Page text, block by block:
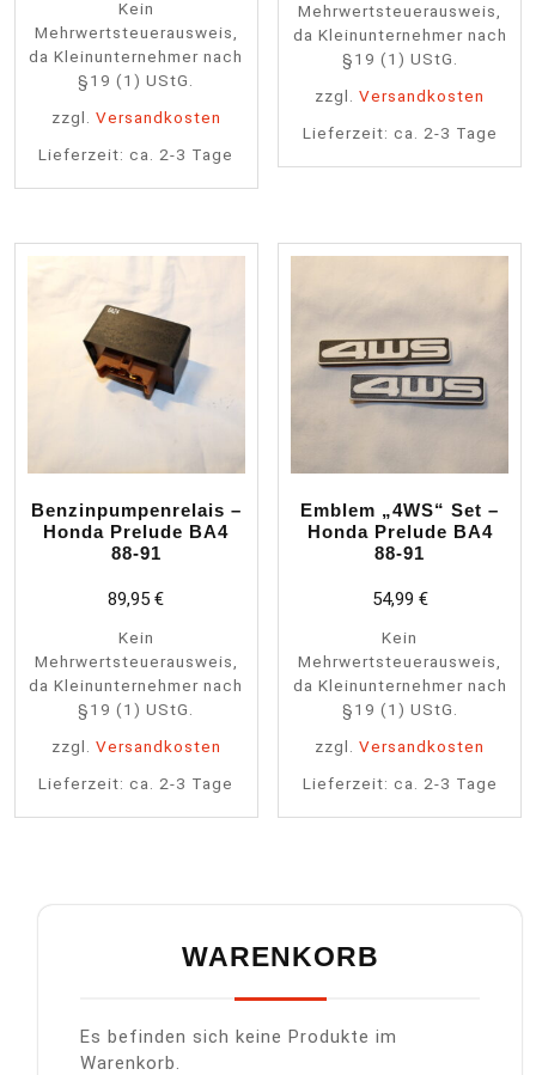
Kein
Mehrwertsteuerausweis,
da Kleinunternehmer nach
§19 (1) UStG.
zzgl. Versandkosten
Lieferzeit:ca. 2-3 Tage
Mehrwertsteuerausweis,
da Kleinunternehmer nach
§19 (1) UStG.
zzgl.Versandkosten
Lieferzeit: ca. 2-3 Tage
Benzinpumpenrelais –
Honda Prelude BA4
88-91
89,95€
Kein
Mehrwertsteuerausweis,
da Kleinunternehmer nach
§19 (1) UStG.
zzgl. Versandkosten
Lieferzeit:ca. 2-3 Tage
Emblem „4WS“ Set –
Honda Prelude BA4
88-91
54,99 €
Kein
Mehrwertsteuerausweis,
da Kleinunternehmer nach
§19 (1) UStG.
zzgl.Versandkosten
Lieferzeit: ca. 2-3 Tage
WARENKORB
Es befinden sich keine Produkte im
Warenkorb.